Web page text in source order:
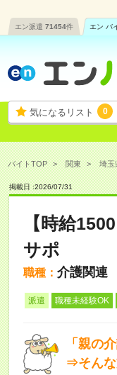
エン派遣 71454件 エン バ
気になるリスト 0
バイトTOP 関東 埼玉
掲載日 :2026/07/31
【時給
サポ
職種： 介護関連
派遣 職種未経験OK
「親の
⇒そんな